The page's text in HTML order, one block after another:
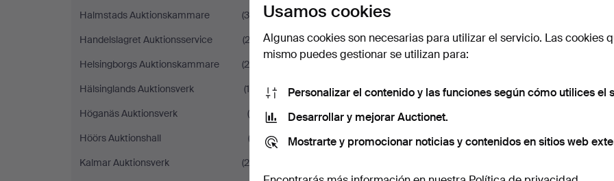
Halmstads Auktionskammare
(39)
Handelslagret Auktionsservice
(23)
Helsingborgs Auktionskammare
(29)
Hälsinglands Auktionsverk
(18)
Höganäs Auktionsverk
(4)
Höörs Auktionshall
(2)
Kalmar Auktionsverk
(20)
MESA. Con revistero,
modelo tipo "string",…
5 días
53 USD
MESA DE COMEDOR, en
roble macizo.
74 USD 64
Usamos cookies
Algunas cookies son necesarias para utilizar el servicio. Las cookies
mismo puedes gestionar se utilizan para:
Personalizar el contenido y las funciones según cómo utilices el
Desarrollar y mejorar Auctionet.
Mostrarte y promocionar noticias y contenidos en sitios web